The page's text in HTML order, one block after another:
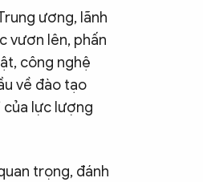
ương, lãnh
vươn lên, phấn
công nghệ
về đào tạo
của lực lượng
trọng, đánh